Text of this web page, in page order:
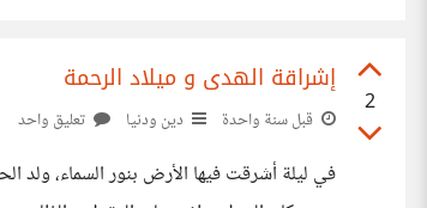
2
إشراقة الهدى و ميلاد الرحمة
قبل سنة واحدة دين ودنيا تعليق واحد
في ليلة أشرقت فيها الأرض بنور السماء، ولد